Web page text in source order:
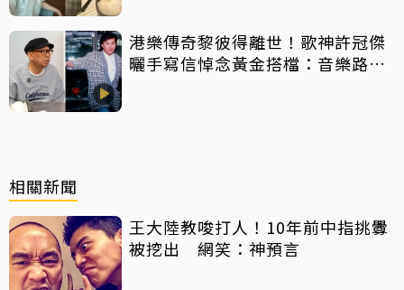
港樂傳奇黎彼得離世！歌神許冠傑
曬手寫信悼念黃金搭檔：音樂路上
相關新聞
王大陸教唆打人！10年前中指挑釁
被挖出 網笑：神預言